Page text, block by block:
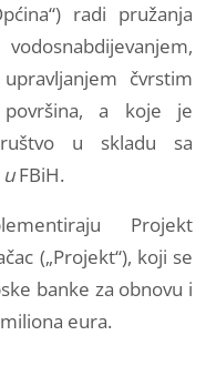
radi pružanja
čvrstim
a koje je
u skladu sa
uFBiH.
Projekt
(„Projekt“), koji se
banke za obnovu i
eura.